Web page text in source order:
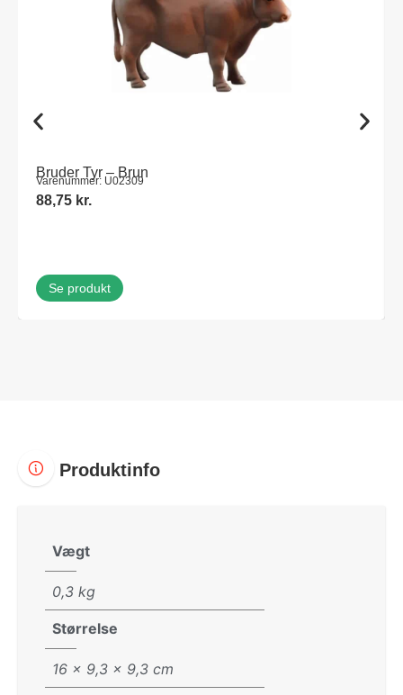
Bruder Tyr – Brun
Varenummer: U02309
88,75 kr.
Se produkt
Produktinfo
Vægt
0,3 kg
Størrelse
16 × 9,3 × 9,3 cm